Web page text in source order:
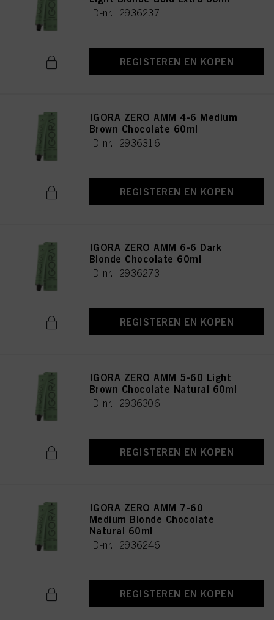
ID-nr. 2936237
REGISTEREN EN KOPEN
IGORA ZERO AMM 4-6 Medium
Brown Chocolate 60ml
ID-nr. 2936316
REGISTEREN EN KOPEN
IGORA ZERO AMM 6-6 Dark
Blonde Chocolate 60ml
ID-nr. 2936273
REGISTEREN EN KOPEN
IGORA ZERO AMM 5-60 Light
Brown Chocolate Natural 60ml
ID-nr. 2936306
REGISTEREN EN KOPEN
IGORA ZERO AMM 7-60
Medium Blonde Chocolate
Natural 60ml
ID-nr. 2936246
REGISTEREN EN KOPEN